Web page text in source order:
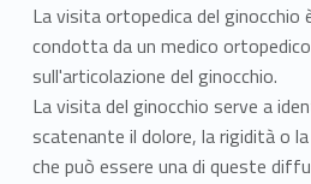
La visita ortopedica del ginocchio
condotta da un medico
sull'articolazione del ginocchio.
La visita del ginocchio serve a
scatenante il dolore, la rigidità o
che può essere una di queste